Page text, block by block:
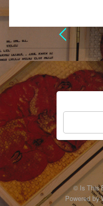
© Is This
Powered by